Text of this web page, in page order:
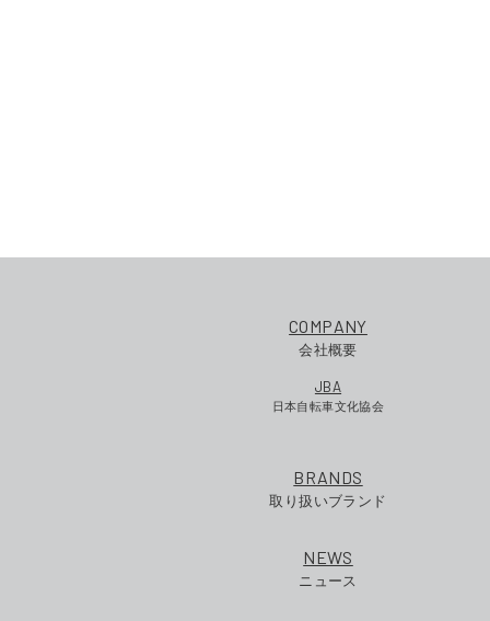
COMPANY
会社概要
JBA
日本自転車文化協会
BRANDS
取り扱いブランド
NEWS
ニュース